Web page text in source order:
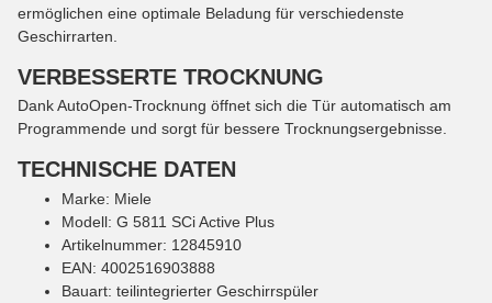
ermöglichen eine optimale Beladung für verschiedenste
Geschirrarten.
VERBESSERTE TROCKNUNG
Dank AutoOpen-Trocknung öffnet sich die Tür automatisch am
Programmende und sorgt für bessere Trocknungsergebnisse.
TECHNISCHE DATEN
Marke: Miele
Modell: G 5811 SCi Active Plus
Artikelnummer: 12845910
EAN: 4002516903888
Bauart: teilintegrierter Geschirrspüler